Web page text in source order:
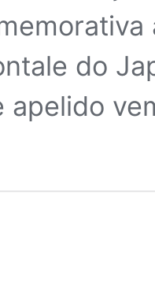
do
apelido